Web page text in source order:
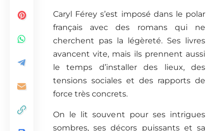
Caryl Férey s’est imposé dans le polar
français avec des romans qui ne
cherchent pas la légèreté. Ses livres
avancent vite, mais ils prennent aussi
le temps d’installer des lieux, des
tensions sociales et des rapports de
force très concrets.
On le lit souvent pour ses intrigues
sombres, ses décors puissants et sa